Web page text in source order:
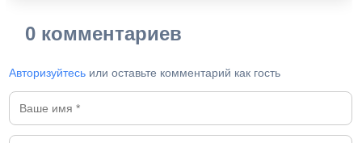
0 комментариев
Авторизуйтесь или оставьте комментарий как гость